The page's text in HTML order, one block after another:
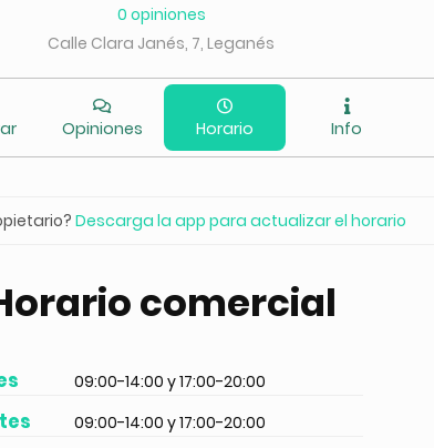
0 opiniones
Calle Clara Janés, 7, Leganés
Opiniones Horario Info
Descarga la app para actualizar el horario
comercial
09:00-14:00 y 17:00-20:00
09:00-14:00 y 17:00-20:00